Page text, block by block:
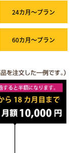
24カ月～プラン
60カ月～プラン